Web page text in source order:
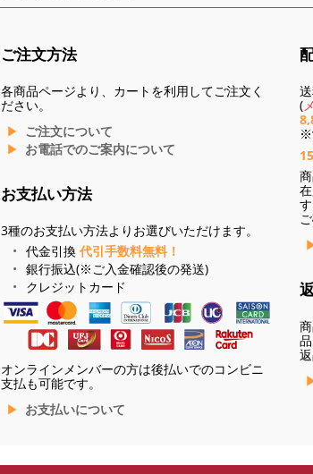
ご注文方法
各商品ページより、カートを利用してご注文く
ださい。
ご注文について
お電話でのご案内について
お支払い方法
3種のお支払い方法よりお選びいただけます。
代金引換 代引手数料無料！
銀行振込(※ご入金確認後の発送)
クレジットカード
オンラインメンバーの方は後払いでのコンビニ
支払も可能です。
お支払いについて
(
※